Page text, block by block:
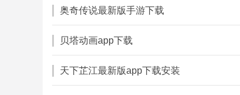
奥奇传说最新版手游下载
贝塔动画app下载
天下芷江最新版app下载安装